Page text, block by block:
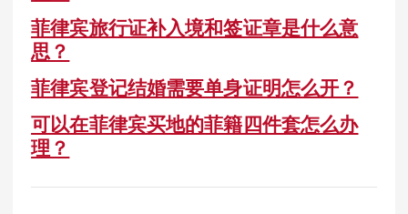
菲律宾旅行证补入境和签证章是什么意
思？
菲律宾登记结婚需要单身证明怎么开？
可以在菲律宾买地的菲籍四件套怎么办
理？